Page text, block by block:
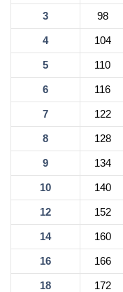
3 98
4 104
5 110
6 116
7 122
8 128
9 134
10 140
12 152
14 160
16 166
18 172